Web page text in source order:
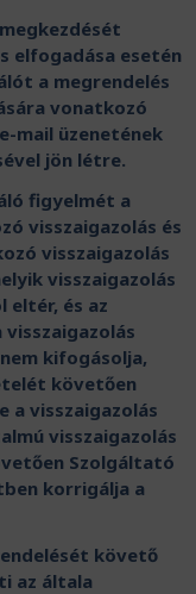
elfogadása esetén
a megrendelés
vonatkozó
mail üzenetének
jön létre.
figyelmét a
visszaigazolás és
visszaigazolás
visszaigazolás
és az
kifogásolja,
követően
a visszaigazolás
visszaigazolás
Szolgáltató
korrigálja a
követő
az általa